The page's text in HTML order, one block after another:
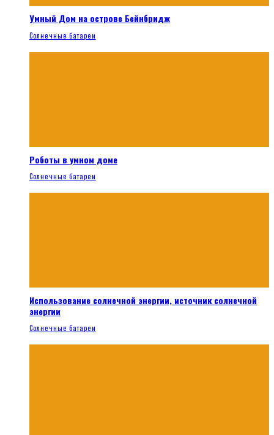
Умный Дом на острове Бейнбридж
Солнечные батареи
Роботы в умном доме
Солнечные батареи
Использование солнечной энергии, источник солнечной
энергии
Солнечные батареи